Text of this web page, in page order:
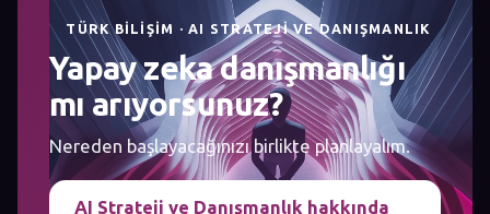
TÜRK BILIŞIM · AI STRATEJI VE DANIŞMANLIK
Yapay zeka danışmanlığı
mı arıyorsunuz?
Nereden başlayacağınızı birlikte planlayalım.
AI Strateji ve Danışmanlık hakkında